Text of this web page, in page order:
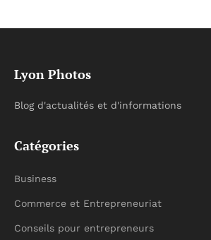
Lyon Photos
Blog d'actualités et d'informations
Catégories
Business
Commerce et Entrepreneuriat
Conseils pour entrepreneurs